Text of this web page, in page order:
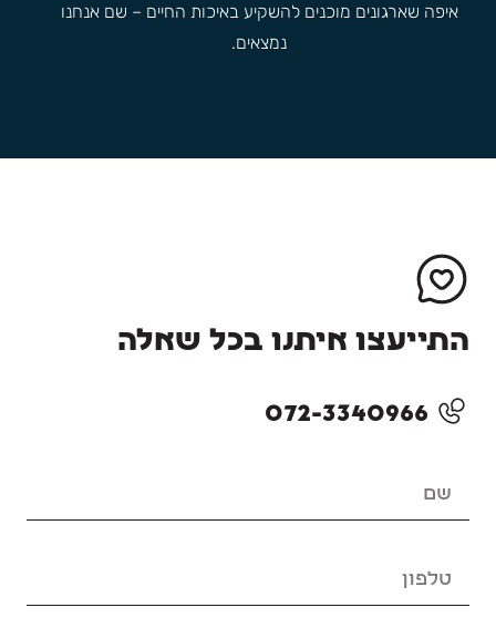
איפה שארגונים מוכנים להשקיע באיכות החיים – שם אנחנו
נמצאים.
התייעצו איתנו בכל שאלה
072-3340966